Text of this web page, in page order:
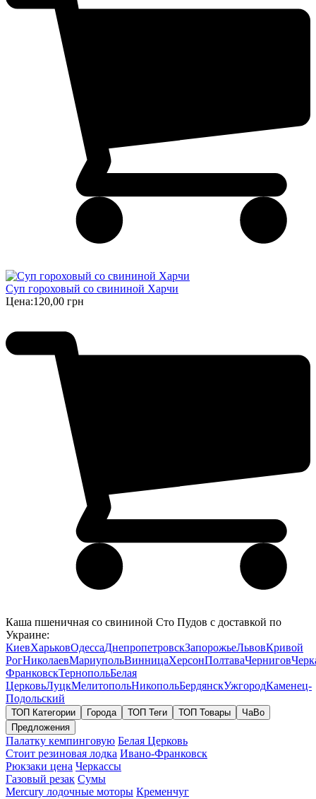
Суп гороховый со свининой Харчи
Цена:120,00 грн
Каша пшеничная со свининой Сто Пудов с доставкой по
Украине:
КиевХарьковОдессаДнепропетровскЗапорожьеЛьвовКривой
РогНиколаевМариупольВинницаХерсонПолтаваЧернигов
ФранковскТернопольБелая
ЦерковьЛуцкМелитопольНикопольБердянскУжгородКаменец-
Подольский
ТОП Категории Города ТОП Теги ТОП Товары
ЧаВо
Предложения
Палатку кемпинговую Белая Церковь
Стоит резиновая лодка Ивано-Франковск
Рюкзаки цена Черкассы
Газовый резак Сумы
Mercury лодочные моторы Кременчуг